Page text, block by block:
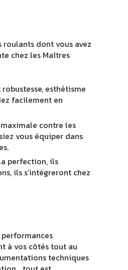
dont vous avez
chez les Maîtres
esthétisme
facilement en
contre les
vous équiper dans
perfection, ils
ils s’intégreront chez
à vos côtés tout au
techniques